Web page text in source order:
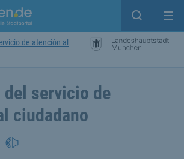
Open
de atención al
del servicio de
ciudadano